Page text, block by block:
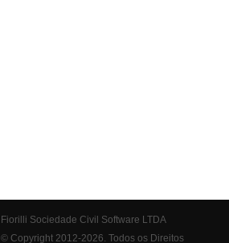
Fiorilli Sociedade Civil Software LTDA
© Copyright 2012-2026. Todos os Direitos